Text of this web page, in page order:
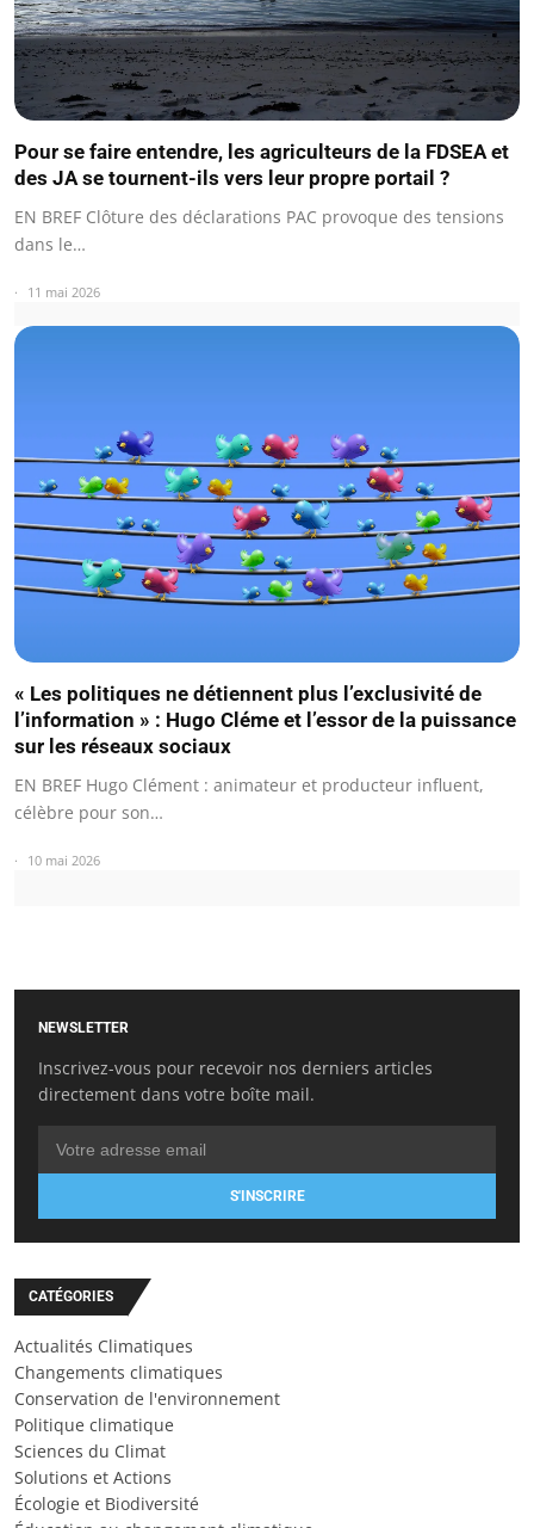
Pour se faire entendre, les agriculteurs de la FDSEA et
des JA se tournent-ils vers leur propre portail ?
EN BREF Clôture des déclarations PAC provoque des tensions
dans le…
11 mai 2026
« Les politiques ne détiennent plus l’exclusivité de
l’information » : Hugo Cléme et l’essor de la puissance
sur les réseaux sociaux
EN BREF Hugo Clément : animateur et producteur influent,
célèbre pour son…
10 mai 2026
NEWSLETTER
Inscrivez-vous pour recevoir nos derniers articles
directement dans votre boîte mail.
S'INSCRIRE
CATÉGORIES
Actualités Climatiques
Changements climatiques
Conservation de l'environnement
Politique climatique
Sciences du Climat
Solutions et Actions
Écologie et Biodiversité